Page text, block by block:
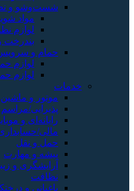
شست‌وشو و
مواد
لوازم
بندرخت
حمام و
لوازم
لوازم
خدمات
موتور و ماشین
پذیرایی/مراسم
رایانه‌ای و
مالی/
حمل و نقل
پیشه و مهارت
آرایشگری و
نظافت
باغبانی و